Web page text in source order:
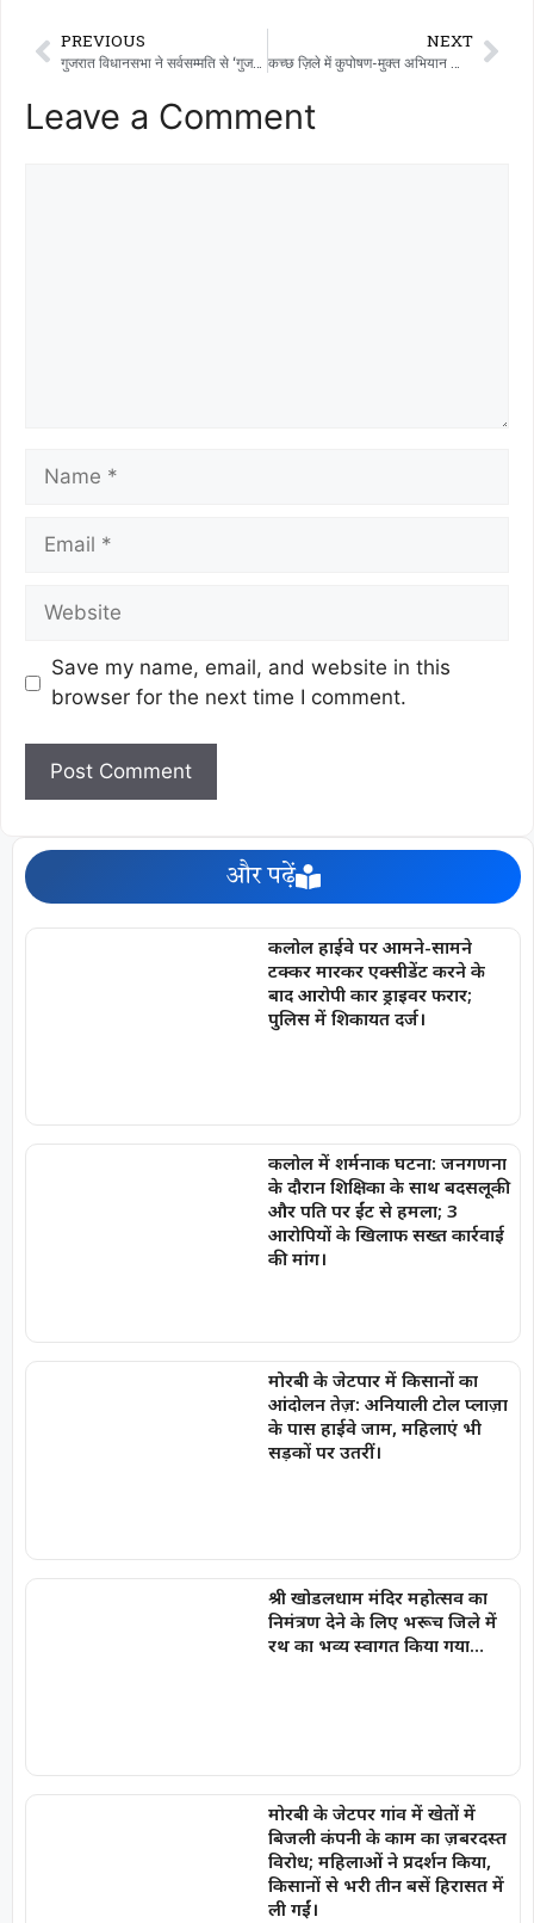
PREVIOUS
गुजरात विधानसभा ने सर्वसम्मति से ‘गुजरात आतंकवाद और संगठित अपराध नियंत्रण (संशोधन) विधेयक-2026’ पारित कर दिया।
NEXT
कच्छ ज़िले में कुपोषण-मुक्त अभियान को बढ़ावा देने के लिए एक ‘पोषण संगम’ समीक्षा बैठक-सह-कार्यशाला आयोजित की गई।
Leave a Comment
Save my name, email, and website in this
browser for the next time I comment.
और पढ़ें
कलोल हाईवे पर आमने-सामने
टक्कर मारकर एक्सीडेंट करने के
बाद आरोपी कार ड्राइवर फरार;
पुलिस में शिकायत दर्ज।
कलोल में शर्मनाक घटना: जनगणना
के दौरान शिक्षिका के साथ बदसलूकी
और पति पर ईंट से हमला; 3
आरोपियों के खिलाफ सख्त कार्रवाई
की मांग।
मोरबी के जेटपार में किसानों का
आंदोलन तेज़: अनियाली टोल प्लाज़ा
के पास हाईवे जाम, महिलाएं भी
सड़कों पर उतरीं।
श्री खोडलधाम मंदिर महोत्सव का
निमंत्रण देने के लिए भरूच जिले में
रथ का भव्य स्वागत किया गया…
मोरबी के जेटपर गांव में खेतों में
बिजली कंपनी के काम का ज़बरदस्त
विरोध; महिलाओं ने प्रदर्शन किया,
किसानों से भरी तीन बसें हिरासत में
ली गईं।